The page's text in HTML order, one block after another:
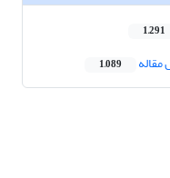
1,291
1,089